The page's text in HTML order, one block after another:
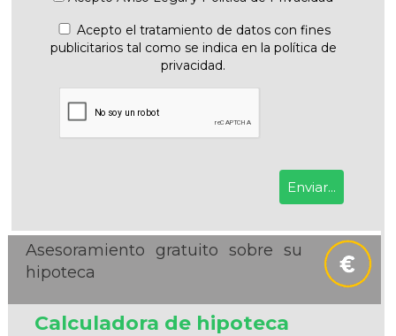
Acepto el tratamiento de datos con fines
publicitarios tal como se indica en la política de
privacidad.
Asesoramiento gratuito sobre su
hipoteca
Calculadora de hipoteca